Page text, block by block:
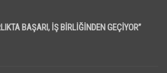
BAŞARI, İŞ BİRLİĞİNDEN GEÇİYOR”